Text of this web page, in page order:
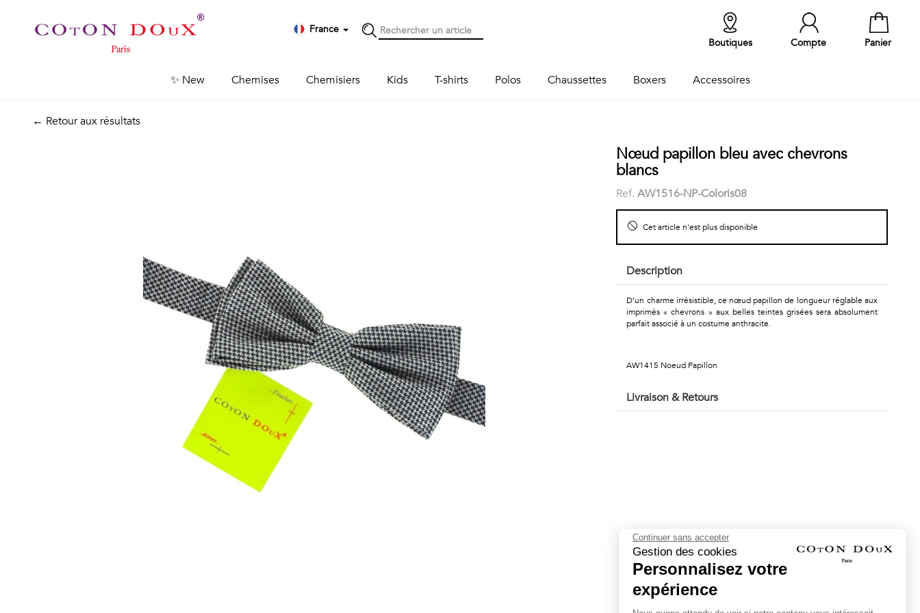
France
Panier
Compte
Boutiques
✨ New Chemises Chemisiers Kids T-shirts Polos Chaussettes Boxers Accessoires
← Retour aux résultats
Nœud papillon bleu avec chevrons
blancs
Ref.AW1516-NP-Coloris08
Cet article n'est plus disponible
Description
D’un charme irrésistible, ce nœud papillon de longueur réglable aux
imprimés « chevrons » aux belles teintes grisées sera absolument
parfait associé à un costume anthracite.
AW1415 Noeud Papillon
Livraison & Retours
Continuer sans accepter
Gestion des cookies
Personnalisez votre
expérience